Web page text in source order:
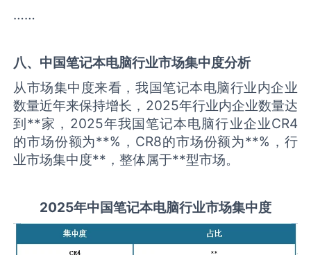
……
八、中国笔记本电脑行业市场集中度分析
从市场集中度来看，我国笔记本电脑行业内企业
数量近年来保持增长，2025年行业内企业数量达
到**家，2025年我国笔记本电脑行业企业CR4
的市场份额为**%，CR8的市场份额为**%，行
业市场集中度**，整体属于**型市场。
2025年中国笔记本电脑行业市场集中度